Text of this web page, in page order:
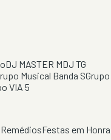
DJ MASTER MDJ TG
Musical Banda SGrupo
VIA 5
Festas em Honra